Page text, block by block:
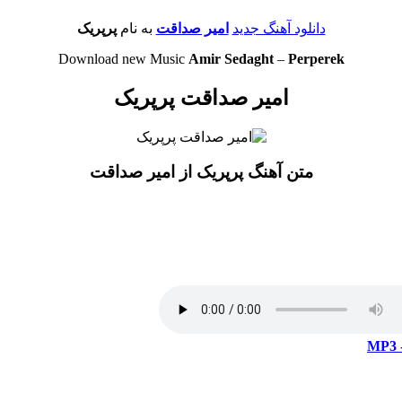
دانلود آهنگ جدید امیر صداقت به نامپرپریک
Download new Music Amir Sedaght– Perperek
امیر صداقت پرپریک
متن آهنگ پرپریک از امیر صداقت